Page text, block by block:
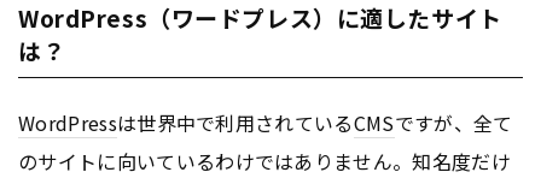
WordPress（ワードプレス）に適したサイト
は？
WordPressは世界中で利用されているCMSですが、全て
のサイトに向いているわけではありません。知名度だけ